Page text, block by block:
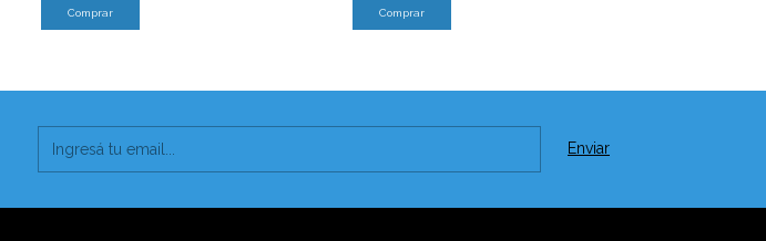
Comprar Comprar